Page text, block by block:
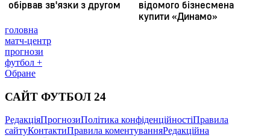
головна
матч-центр
прогнози
футбол +
Обране
САЙТ ФУТБОЛ 24
РедакціяПрогнозиПолітика конфіденційностіПравила
сайтуКонтактиПравила коментуванняРедакційна